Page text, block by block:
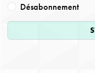
Désabonnement